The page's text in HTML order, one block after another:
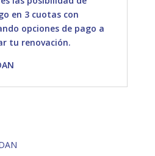
en 3 cuotas con
opciones de pago a
tu renovación.